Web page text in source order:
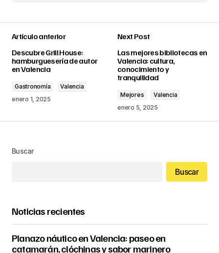
Artículo anterior
Descubre Grill House:
hamburguesería de autor
en Valencia
Gastronomía
Valencia
enero 1, 2025
Next Post
Las mejores bibliotecas en
Valencia: cultura,
conocimiento y
tranquilidad
Mejores
Valencia
enero 5, 2025
Buscar
Buscar
Noticias recientes
Planazo náutico en Valencia: paseo en
catamarán, clóchinas y sabor marinero